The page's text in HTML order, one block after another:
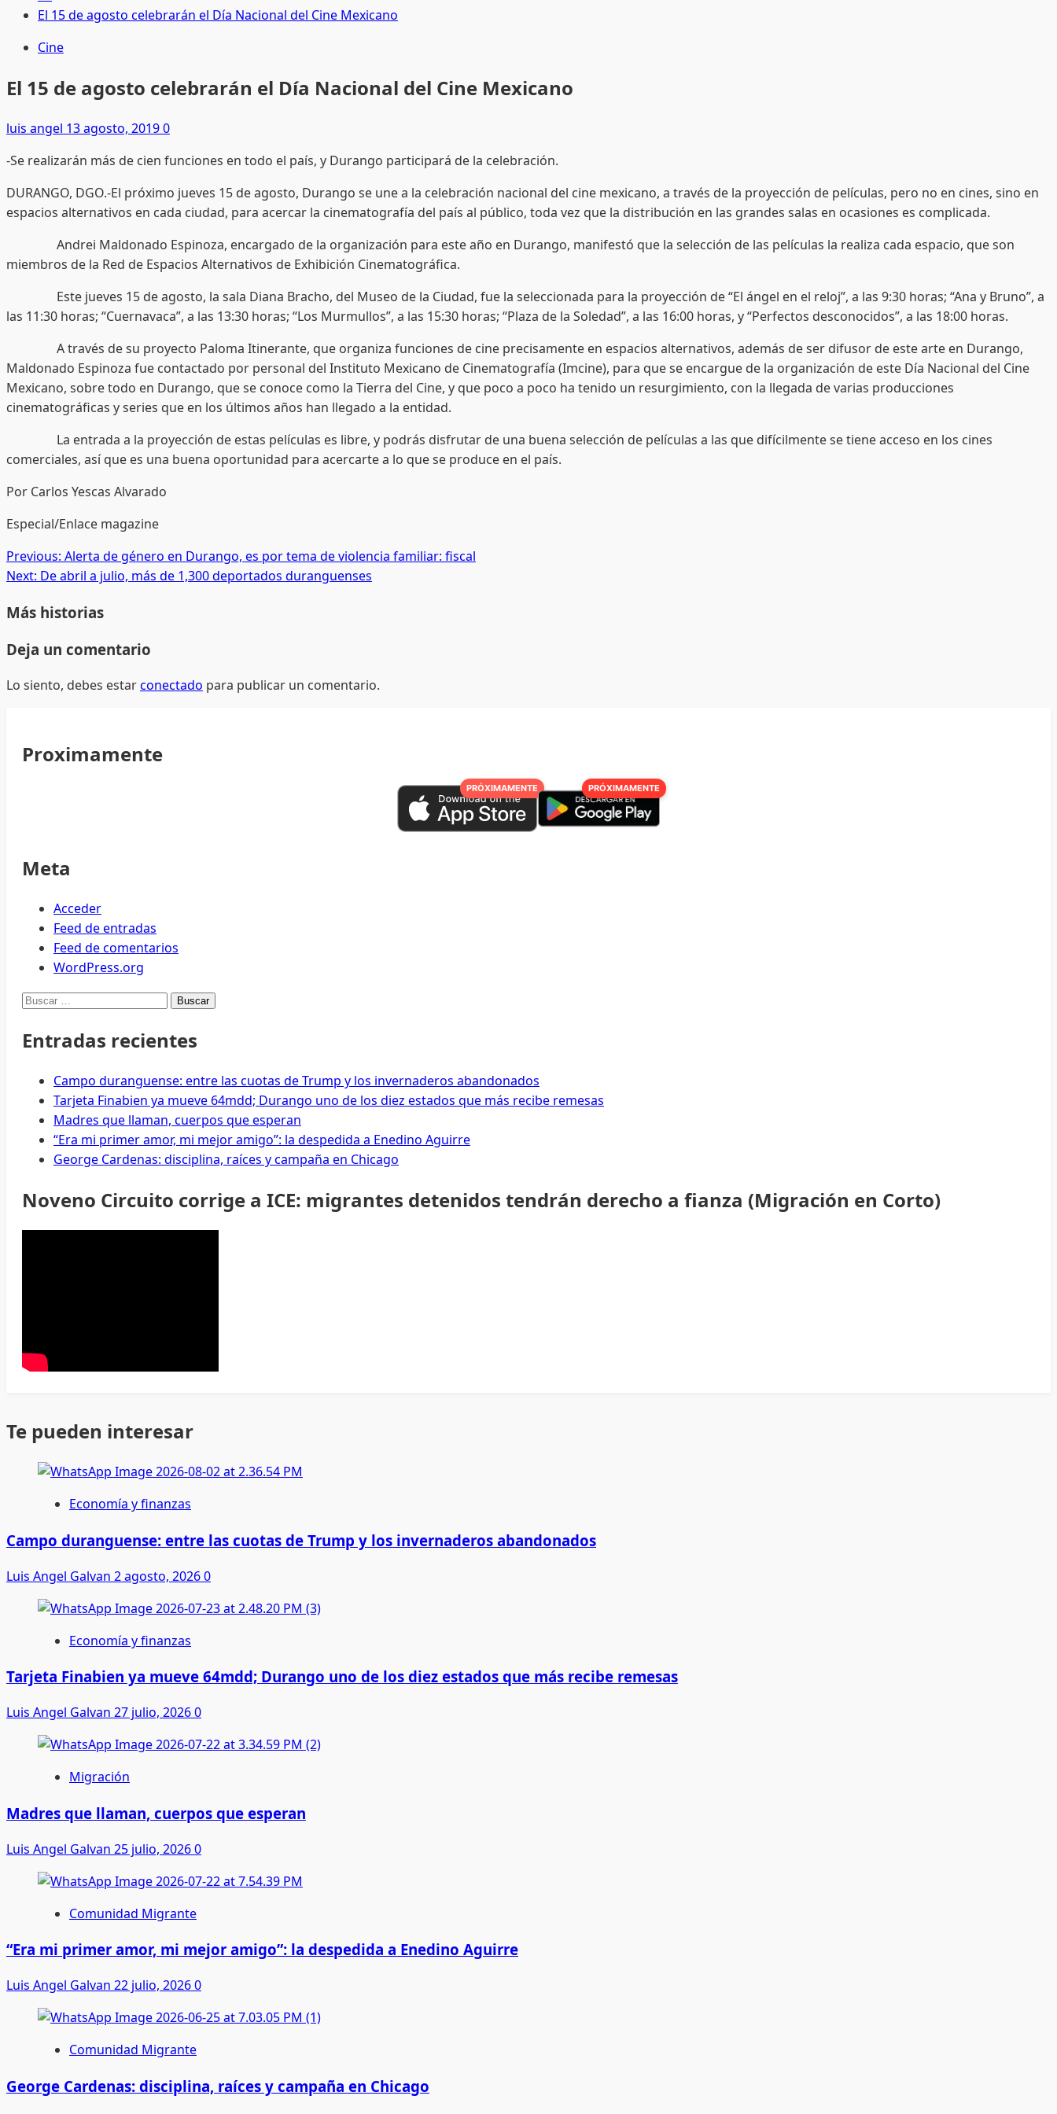
El 15 de agosto celebrarán el Día Nacional del Cine Mexicano
Cine
El 15 de agosto celebrarán el Día Nacional del Cine Mexicano
luis angel 13 agosto, 20190
-Se realizarán más de cien funciones en todo el país, y Durango participará de la celebración.
DURANGO, DGO.-El próximo jueves 15 de agosto, Durango se une a la celebración nacional del cine mexicano, a través de la proyección de películas, pero no en cines, sino en
espacios alternativos en cada ciudad, para acercar la cinematografía del país al público, toda vez que la distribución en las grandes salas en ocasiones es complicada.
Andrei Maldonado Espinoza, encargado de la organización para este año en Durango, manifestó que la selección de las películas la realiza cada espacio, que son
miembros de la Red de Espacios Alternativos de Exhibición Cinematográfica.
Este jueves 15 de agosto, la sala Diana Bracho, del Museo de la Ciudad, fue la seleccionada para la proyección de “El ángel en el reloj”, a las 9:30 horas; “Ana y Bruno”, a
las 11:30 horas; “Cuernavaca”, a las 13:30 horas; “Los Murmullos”, a las 15:30 horas; “Plaza de la Soledad”, a las 16:00 horas, y “Perfectos desconocidos”, a las 18:00 horas.
A través de su proyecto Paloma Itinerante, que organiza funciones de cine precisamente en espacios alternativos, además de ser difusor de este arte en Durango,
Maldonado Espinoza fue contactado por personal del Instituto Mexicano de Cinematografía (Imcine), para que se encargue de la organización de este Día Nacional del Cine
Mexicano, sobre todo en Durango, que se conoce como la Tierra del Cine, y que poco a poco ha tenido un resurgimiento, con la llegada de varias producciones
cinematográficas y series que en los últimos años han llegado a la entidad.
La entrada a la proyección de estas películas es libre, y podrás disfrutar de una buena selección de películas a las que difícilmente se tiene acceso en los cines
comerciales, así que es una buena oportunidad para acercarte a lo que se produce en el país.
Por Carlos Yescas Alvarado
Especial/Enlace magazine
Post
navigation
Previous: Alerta de género en Durango, es por tema de violencia familiar: fiscal
Next: De abril a julio, más de 1,300 deportados duranguenses
Más historias
Deja un comentario
Lo siento, debes estarconectado para publicar un comentario.
Proximamente
PRÓXIMAMENTE PRÓXIMAMENTE
Meta
Acceder
Feed de entradas
Feed de comentarios
WordPress.org
Buscar:
Entradas recientes
Campo duranguense: entre las cuotas de Trump y los invernaderos abandonados
Tarjeta Finabien ya mueve 64mdd; Durango uno de los diez estados que más recibe remesas
Madres que llaman, cuerpos que esperan
“Era mi primer amor, mi mejor amigo”: la despedida a Enedino Aguirre
George Cardenas: disciplina, raíces y campaña en Chicago
Noveno Circuito corrige a ICE: migrantes detenidos tendrán derecho a fianza (Migración en Corto)
Te pueden interesar
Economía y finanzas
Campo duranguense: entre las cuotas de Trump y los invernaderos abandonados
Luis Angel Galvan 2 agosto, 20260
Economía y finanzas
Tarjeta Finabien ya mueve 64mdd; Durango uno de los diez estados que más recibe remesas
Luis Angel Galvan 27 julio, 20260
Migración
Madres que llaman, cuerpos que esperan
Luis Angel Galvan 25 julio, 20260
Comunidad Migrante
“Era mi primer amor, mi mejor amigo”: la despedida a Enedino Aguirre
Luis Angel Galvan 22 julio, 20260
Comunidad Migrante
George Cardenas: disciplina, raíces y campaña en Chicago